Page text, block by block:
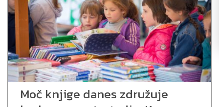
Moč knjige danes združuje